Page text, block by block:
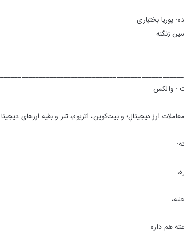
پوریا بختیاری
زنگنه
: والکس
ارز دیجیتالِ؛ و بیت‌کوین، اتریوم، تتر و بقیه ارزهای